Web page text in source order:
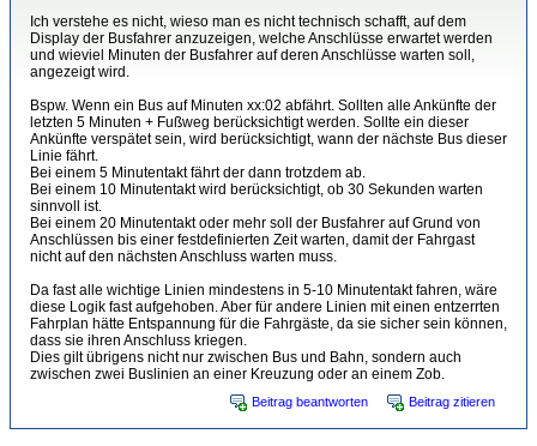
Ich verstehe es nicht, wieso man es nicht technisch schafft, auf dem
Display der Busfahrer anzuzeigen, welche Anschlüsse erwartet werden
und wieviel Minuten der Busfahrer auf deren Anschlüsse warten soll,
angezeigt wird.
Bspw. Wenn ein Bus auf Minuten xx:02 abfährt. Sollten alle Ankünfte der
letzten 5 Minuten + Fußweg berücksichtigt werden. Sollte ein dieser
Ankünfte verspätet sein, wird berücksichtigt, wann der nächste Bus dieser
Linie fährt.
Bei einem 5 Minutentakt fährt der dann trotzdem ab.
Bei einem 10 Minutentakt wird berücksichtigt, ob 30 Sekunden warten
sinnvoll ist.
Bei einem 20 Minutentakt oder mehr soll der Busfahrer auf Grund von
Anschlüssen bis einer festdefinierten Zeit warten, damit der Fahrgast
nicht auf den nächsten Anschluss warten muss.
Da fast alle wichtige Linien mindestens in 5-10 Minutentakt fahren, wäre
diese Logik fast aufgehoben. Aber für andere Linien mit einen entzerrten
Fahrplan hätte Entspannung für die Fahrgäste, da sie sicher sein können,
dass sie ihren Anschluss kriegen.
Dies gilt übrigens nicht nur zwischen Bus und Bahn, sondern auch
zwischen zwei Buslinien an einer Kreuzung oder an einem Zob.
Beitrag beantworten Beitrag zitieren